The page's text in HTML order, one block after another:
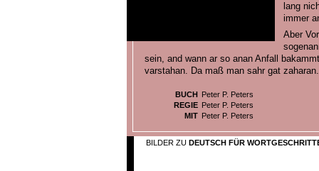
lang
immer
Aber
sein, and wann ar so anan Anfall
varstahan. Da maß man sahr gat
BUCH Peter P. Peters
REGIE Peter P. Peters
MIT Peter P. Peters
BILDER ZU DEUTSCH FÜR